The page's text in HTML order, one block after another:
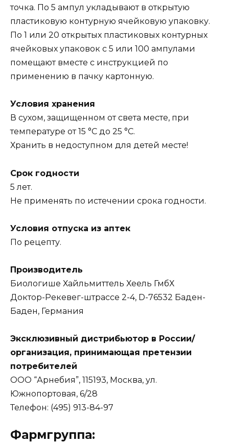
точка. По 5 ампул укладывают в открытую
пластиковую контурную ячейковую упаковку.
По 1 или 20 открытых пластиковых контурных
ячейковых упаковок с 5 или 100 ампулами
помещают вместе с инструкцией по
применению в пачку картонную.
Условия хранения
В сухом, защищенном от света месте, при
температуре от 15 °С до 25 °С.
Хранить в недоступном для детей месте!
Срок годности
5 лет.
Не применять по истечении срока годности.
Условия отпуска из аптек
По рецепту.
Производитель
Биологише Хайльмиттель Хеель ГмбХ
Доктор-Рекевег-штрассе 2-4, D-76532 Баден-
Баден, Германия
Эксклюзивный дистрибьютор в России/
организация, принимающая претензии
потребителей
ООО “Арнебия”, 115193, Москва, ул.
Южнопортовая, 6/28
Телефон: (495) 913-84-97
Фармгруппа: